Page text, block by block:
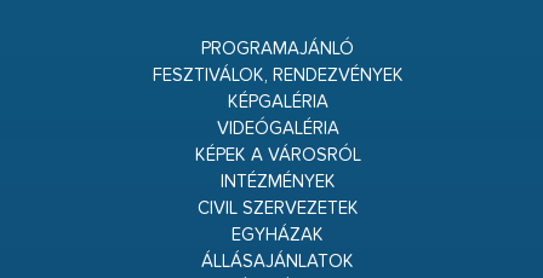
PROGRAMAJÁNLÓ
FESZTIVÁLOK, RENDEZVÉNYEK
KÉPGALÉRIA
VIDEÓGALÉRIA
KÉPEK A VÁROSRÓL
INTÉZMÉNYEK
CIVIL SZERVEZETEK
EGYHÁZAK
ÁLLÁSAJÁNLATOK